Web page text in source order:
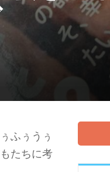
ふぅうぅ
たちに考